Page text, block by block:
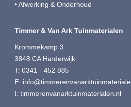
• Afwerking & Onderhoud
Timmer & Van Ark Tuinmaterialen
Krommekamp 3
3848 CA Harderwijk
T: 0341 - 452 885
E:
I: timmerenvanarktuinmaterialen.nl